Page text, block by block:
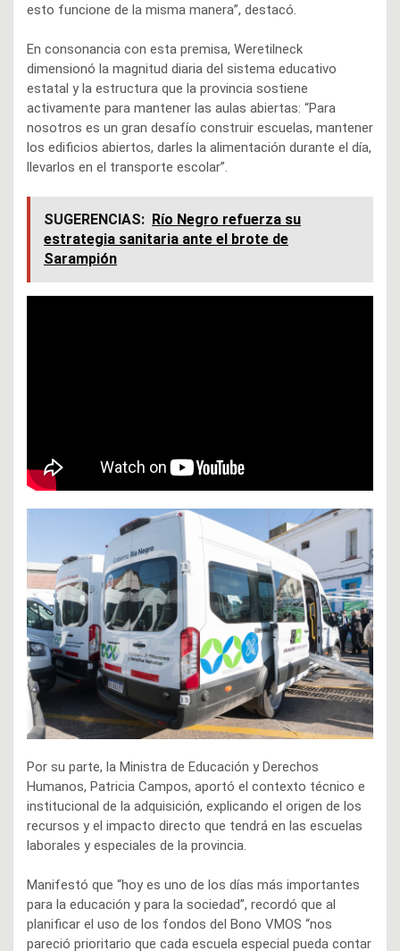
esto funcione de la misma manera”, destacó.
En consonancia con esta premisa, Weretilneck
dimensionó la magnitud diaria del sistema educativo
estatal y la estructura que la provincia sostiene
activamente para mantener las aulas abiertas: “Para
nosotros es un gran desafío construir escuelas, mantener
los edificios abiertos, darles la alimentación durante el día,
llevarlos en el transporte escolar”.
SUGERENCIAS: Río Negro refuerza su
estrategia sanitaria ante el brote de
Sarampión
Por su parte, la Ministra de Educación y Derechos
Humanos, Patricia Campos, aportó el contexto técnico e
institucional de la adquisición, explicando el origen de los
recursos y el impacto directo que tendrá en las escuelas
laborales y especiales de la provincia.
Manifestó que “hoy es uno de los días más importantes
para la educación y para la sociedad”, recordó que al
planificar el uso de los fondos del Bono VMOS “nos
pareció prioritario que cada escuela especial pueda contar